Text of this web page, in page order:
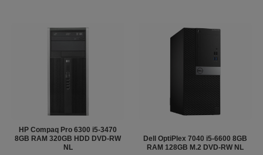
HP Compaq Pro 6300 i5-3470
8GB RAM 320GB HDD DVD-RW
NL
Dell OptiPlex 7040 i5-6600 8GB
RAM 128GB M.2 DVD-RW NL